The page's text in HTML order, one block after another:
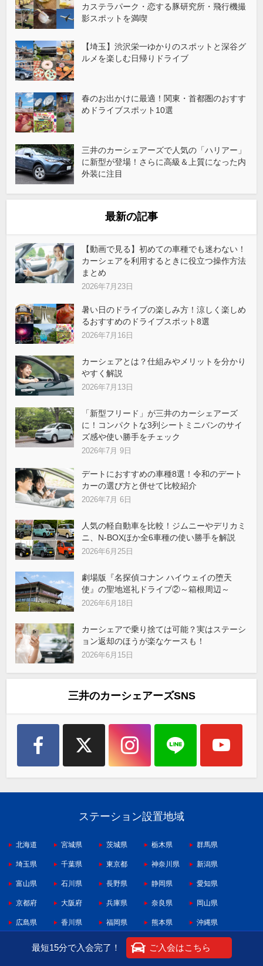
カステラパーク・恋する豚研究所・飛行機撮
影スポットを満喫
【埼玉】渋沢栄一ゆかりのスポットと深谷グ
ルメを楽しむ日帰りドライブ
春のお出かけに最適！関東・首都圏のおすす
めドライブスポット10選
三井のカーシェアーズで人気の「ハリアー」
に新型が登場！さらに高級＆上質になった内
外装に注目
最新の記事
【動画で見る】初めての車種でも迷わない！
カーシェアを利用するときに役立つ操作方法
まとめ
2026年7月23日
暑い日のドライブの楽しみ方！涼しく楽しめ
るおすすめのドライブスポット8選
2026年7月16日
カーシェアとは？仕組みやメリットを分かり
やすく解説
2026年7月13日
「新型フリード」が三井のカーシェアーズ
に！コンパクトな3列シートミニバンのサイ
ズ感や使い勝手をチェック
2026年7月 9日
デートにおすすめの車種8選！令和のデート
カーの選び方と併せて比較紹介
2026年7月 6日
人気の軽自動車を比較！ジムニーやデリカミ
ニ、N-BOXほか全6車種の使い勝手を解説
2026年6月25日
劇場版『名探偵コナン ハイウェイの堕天
使』の聖地巡礼ドライブ②～箱根周辺～
2026年6月18日
カーシェアで乗り捨ては可能？実はステーシ
ョン返却のほうが楽なケースも！
2026年6月15日
三井のカーシェアーズSNS
ステーション設置地域
北海道 宮城県 茨城県 栃木県 群馬県
埼玉県 千葉県 東京都 神奈川県 新潟県
富山県 石川県 長野県 静岡県 愛知県
京都府 大阪府 兵庫県 奈良県 岡山県
広島県 香川県 福岡県 熊本県 沖縄県
「RAV4」「ハイエース ワゴン」トヨタ
最短15分で入会完了！ ご入会はこちら